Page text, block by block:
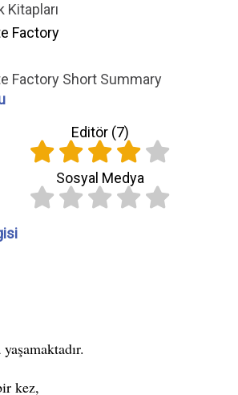
Kitapları
Factory
Factory Short Summary
Editör (7)
Sosyal Medya